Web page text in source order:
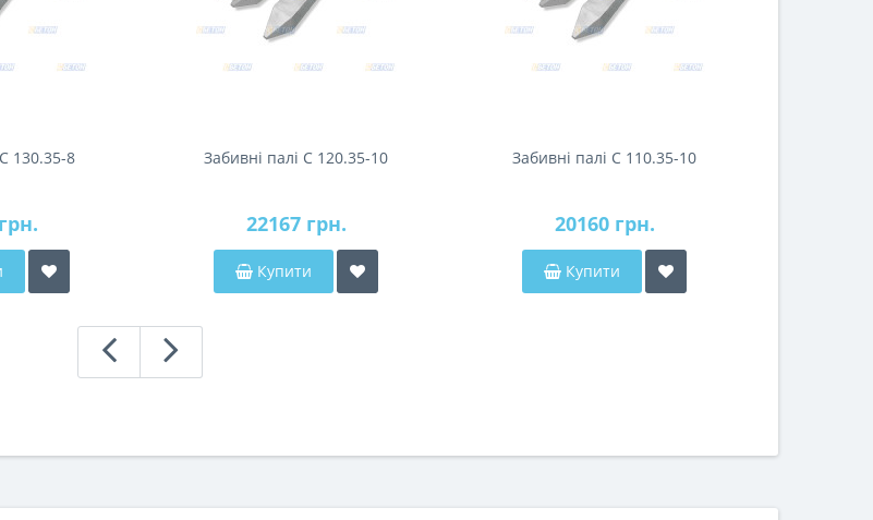
130.35-8 Забивні палі С 120.35-10
22167 грн.
Купити
Забивні палі С 110.35-10
20160 грн.
Купити